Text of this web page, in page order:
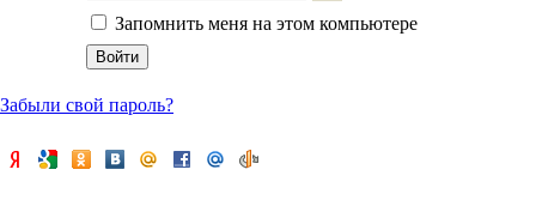
Запомнить меня на этом компьютере
Забыли свой пароль?